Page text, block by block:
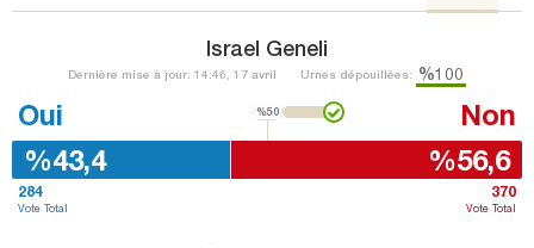
Israel Geneli
Dernière mise à jour: 14:46, 17 avril Urnes dépouillées: %100
%50
Oui
%43,4
284
Vote Total
Non
%56,6
370
Vote Total